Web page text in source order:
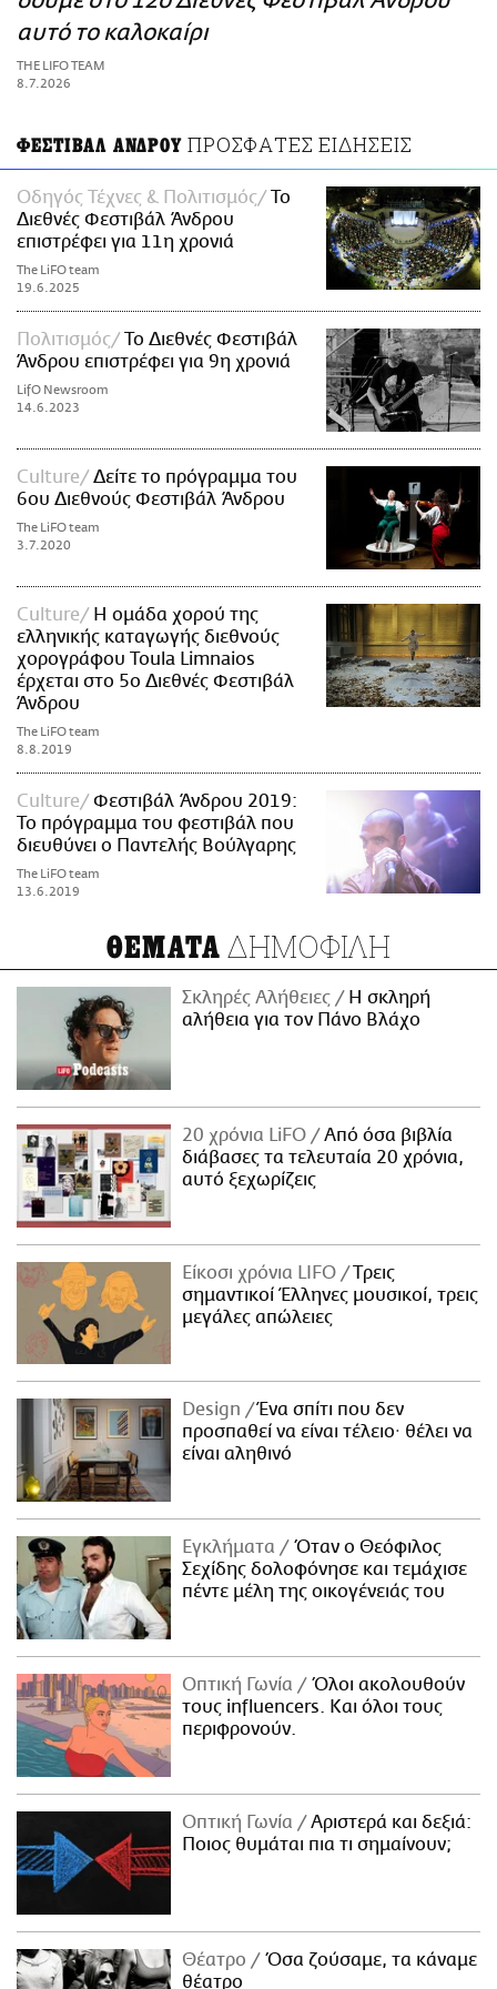
ΑΜΠΑ
PRINT
αυτό το καλοκαίρι
THE LIFO TEAM
8.7.2026
ΦΕΣΤΙΒΑΛ ΑΝΔΡΟΥ ΠΡΟΣΦΑΤΕΣ ΕΙΔΗΣΕΙΣ
Οδηγός Τέχνες & Πολιτισμός
Το
Διεθνές Φεστιβάλ Άνδρου
επιστρέφει για 11η χρονιά
The LiFO team
19.6.2025
Πολιτισμός
Το Διεθνές Φεστιβάλ
Άνδρου επιστρέφει για 9η χρονιά
LifO Newsroom
14.6.2023
Culture
Δείτε το πρόγραμμα του
6ου Διεθνούς Φεστιβάλ Άνδρου
The LiFO team
3.7.2020
Culture
Η ομάδα χορού της
ελληνικής καταγωγής διεθνούς
χορογράφου Toula Limnaios
έρχεται στο 5ο Διεθνές Φεστιβάλ
Άνδρου
The LiFO team
8.8.2019
Culture
Φεστιβάλ Άνδρου 2019:
Το πρόγραμμα του φεστιβάλ που
διευθύνει ο Παντελής Βούλγαρης
The LiFO team
13.6.2019
ΘΕΜΑΤΑ ΔΗΜΟΦΙΛΗ
Σκληρές Αλήθειες
H σκληρή
αλήθεια για τον Πάνο Βλάχο
20 χρόνια LiFO
Από όσα βιβλία
διάβασες τα τελευταία 20 χρόνια,
αυτό ξεχωρίζεις
Είκοσι χρόνια LIFO
Tρεις
σημαντικοί Έλληνες μουσικοί, τρεις
μεγάλες απώλειες
Design
Ένα σπίτι που δεν
προσπαθεί να είναι τέλειο· θέλει να
είναι αληθινό
Εγκλήματα
Όταν ο Θεόφιλος
Σεχίδης δολοφόνησε και τεμάχισε
πέντε μέλη της οικογένειάς του
Οπτική Γωνία
Όλοι ακολουθούν
τους influencers. Και όλοι τους
περιφρονούν.
Οπτική Γωνία
Αριστερά και δεξιά:
Ποιος θυμάται πια τι σημαίνουν;
Θέατρο
Όσα ζούσαμε, τα κάναμε
θέατρο